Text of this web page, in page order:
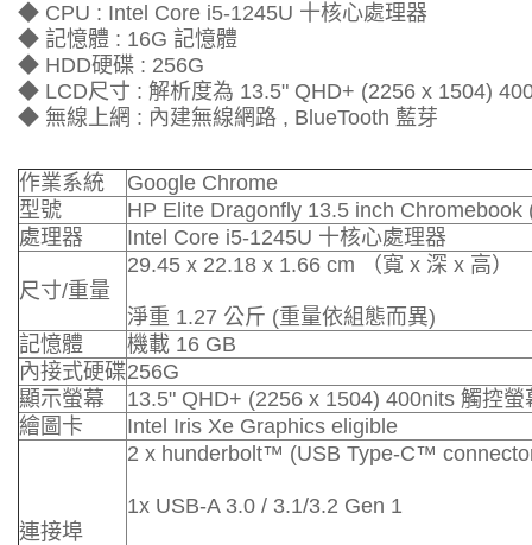
◆ CPU : Intel Core i5-1245U 十核心處理器
◆ 記憶體 : 16G 記憶體
◆ HDD硬碟 : 256G
◆ LCD尺寸 : 解析度為 13.5" QHD+ (2256 x 1504)
◆ 無線上網 : 內建無線網路 , BlueTooth 藍芽
作業系統
Google Chrome
型號
HP Elite Dragonfly 13.5 inch Chromebook
處理器
Intel Core i5-1245U 十核心處理器
尺寸/重量
29.45 x 22.18 x 1.66 cm （寬 x 深 x 高）
淨重 1.27 公斤 (重量依組態而異)
記憶體
機載 16 GB
內接式硬碟256G
顯示螢幕
13.5" QHD+ (2256 x 1504) 400nits 觸控螢
繪圖卡
Intel Iris Xe Graphics eligible
連接埠
2 x hunderbolt™ (USB Type-C™
1x USB-A 3.0 / 3.1/3.2 Gen 1